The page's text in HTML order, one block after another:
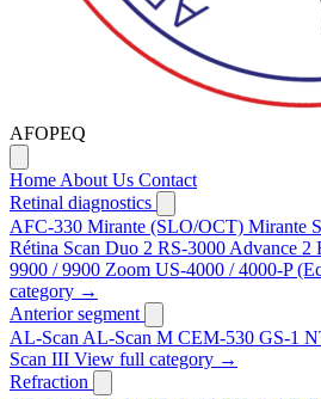
AFOPEQ
Home About Us Contact
Retinal diagnostics
AFC-330 Mirante (SLO/OCT) Mirante
Rétina Scan Duo 2 RS-3000 Advance 2
9900 / 9900 Zoom US-4000 / 4000-P
category →
Anterior segment
AL-Scan AL-Scan M CEM-530 GS-1
Scan III View full category →
Refraction